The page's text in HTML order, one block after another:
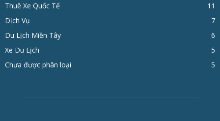
Thuê Xe Quốc Tế
11
Dịch Vụ
7
Du Lịch Miền Tây
6
Xe Du Lịch
5
Chưa được phân loại
5